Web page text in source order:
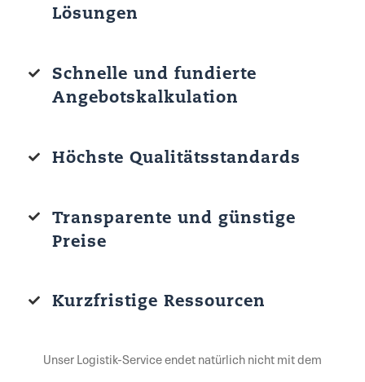
Lösungen
Schnelle und fundierte
Angebotskalkulation
Höchste Qualitätsstandards
Transparente und günstige
Preise
Kurzfristige Ressourcen
Unser Logistik-Service endet natürlich nicht mit dem